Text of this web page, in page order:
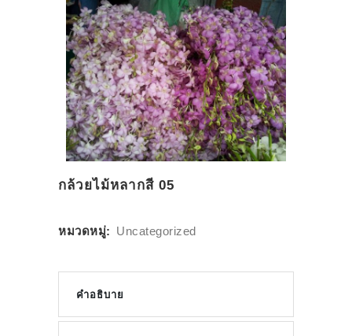
กล้วยไม้หลากสี 05
หมวดหมู่: Uncategorized
คำอธิบาย